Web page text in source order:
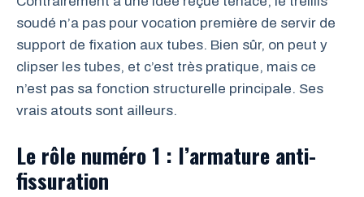
soudé n’a pas pour vocation première de servir de
support de fixation aux tubes. Bien sûr, on peut y
clipser les tubes, et c’est très pratique, mais ce
n’est pas sa fonction structurelle principale. Ses
vrais atouts sont ailleurs.
Le rôle numéro 1 : l’armature anti-
fissuration